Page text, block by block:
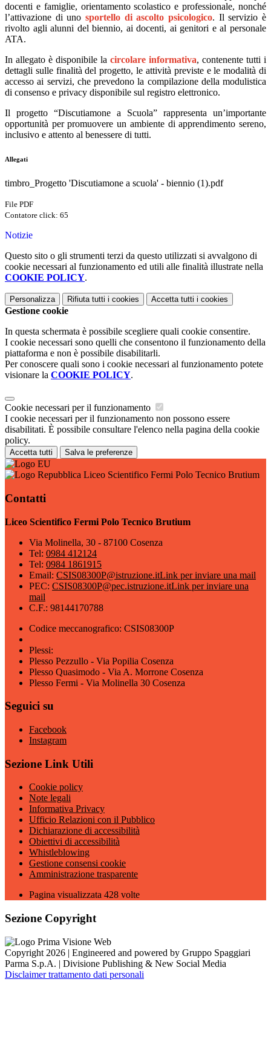
docenti e famiglie, orientamento scolastico e professionale, nonché
l’attivazione di uno sportello di ascolto psicologico. Il servizio è
rivolto agli alunni del biennio, ai docenti, ai genitori e al personale
ATA.
In allegato è disponibile la circolare informativa, contenente tutti i
dettagli sulle finalità del progetto, le attività previste e le modalità di
accesso ai servizi, che prevedono la compilazione della modulistica
di consenso e privacy disponibile sul registro elettronico.
Il progetto “Discutiamone a Scuola” rappresenta un’importante
opportunità per promuovere un ambiente di apprendimento sereno,
inclusivo e attento al benessere di tutti.
Allegati
timbro_Progetto 'Discutiamone a scuola' - biennio (1).pdf
File PDF
Contatore click: 65
Notizie
Questo sito o gli strumenti terzi da questo utilizzati si avvalgono di
cookie necessari al funzionamento ed utili alle finalità illustrate nella
COOKIE POLICY.
Personalizza Rifiuta tutti i cookies Accetta tutti i cookies
Gestione cookie
In questa schermata è possibile scegliere quali cookie consentire.
I cookie necessari sono quelli che consentono il funzionamento della
piattaforma e non è possibile disabilitarli.
Per conoscere quali sono i cookie necessari al funzionamento potete
visionare la COOKIE POLICY.
Cookie necessari per il funzionamento
I cookie necessari per il funzionamento non possono essere
disabilitati. È possibile consultare l'elenco nella pagina della cookie
policy.
Accetta tutti Salva le preferenze
Liceo Scientifico Fermi Polo Tecnico Brutium
Contatti
Liceo Scientifico Fermi Polo Tecnico Brutium
Via Molinella, 30 - 87100 Cosenza
Tel: 0984 412124
Tel: 0984 1861915
Email: CSIS08300P@istruzione.itLink per inviare una mail
PEC: CSIS08300P@pec.istruzione.itLink per inviare una
mail
C.F.: 98144170788
Codice meccanografico: CSIS08300P
Plessi:
Plesso Pezzullo - Via Popilia Cosenza
Plesso Quasimodo - Via A. Morrone Cosenza
Plesso Fermi - Via Molinella 30 Cosenza
Seguici su
Facebook
Instagram
Sezione Link Utili
Cookie policy
Note legali
Informativa Privacy
Ufficio Relazioni con il Pubblico
Dichiarazione di accessibilità
Obiettivi di accessibilità
Whistleblowing
Gestione consensi cookie
Amministrazione trasparente
Pagina visualizzata 428 volte
Sezione Copyright
Copyright 2026 | Engineered and powered by Gruppo Spaggiari
Parma S.p.A. | Divisione Publishing & New Social Media
Disclaimer trattamento dati personali